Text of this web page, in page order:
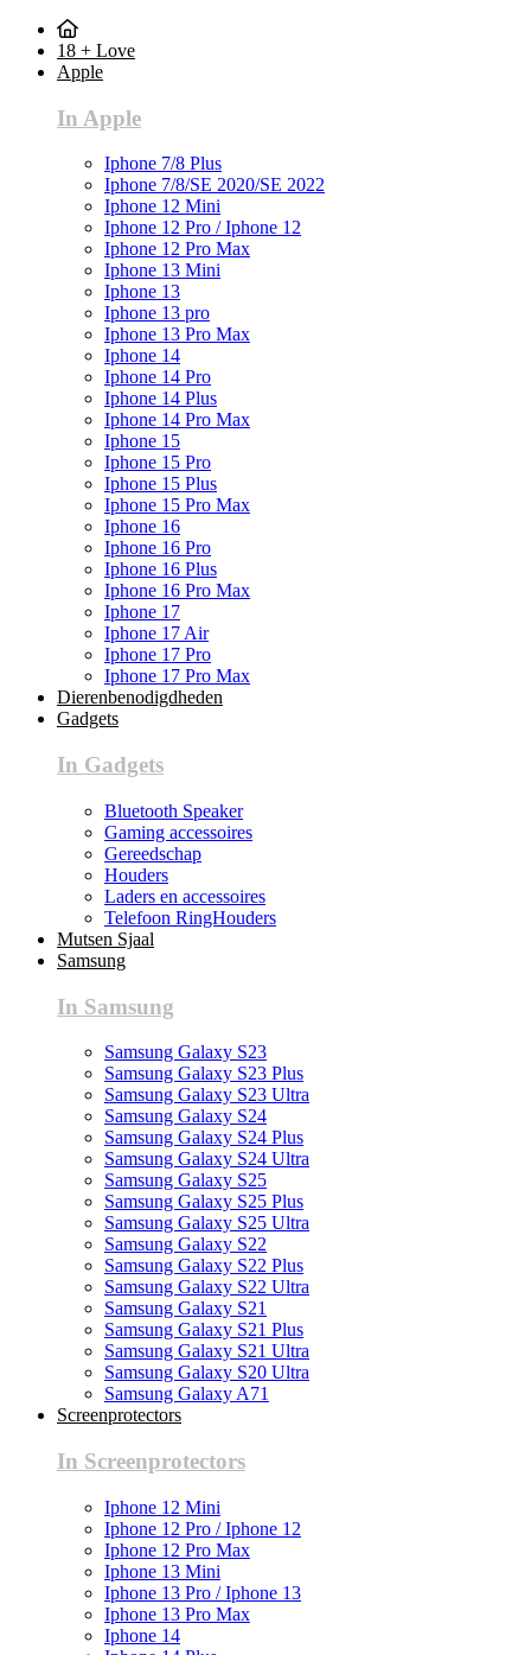
18 + Love
Apple
In Apple
Iphone 7/8 Plus
Iphone 7/8/SE 2020/SE 2022
Iphone 12 Mini
Iphone 12 Pro / Iphone 12
Iphone 12 Pro Max
Iphone 13 Mini
Iphone 13
Iphone 13 pro
Iphone 13 Pro Max
Iphone 14
Iphone 14 Pro
Iphone 14 Plus
Iphone 14 Pro Max
Iphone 15
Iphone 15 Pro
Iphone 15 Plus
Iphone 15 Pro Max
Iphone 16
Iphone 16 Pro
Iphone 16 Plus
Iphone 16 Pro Max
Iphone 17
Iphone 17 Air
Iphone 17 Pro
Iphone 17 Pro Max
Dierenbenodigdheden
Gadgets
In Gadgets
Bluetooth Speaker
Gaming accessoires
Gereedschap
Houders
Laders en accessoires
Telefoon RingHouders
Mutsen Sjaal
Samsung
In Samsung
Samsung Galaxy S23
Samsung Galaxy S23 Plus
Samsung Galaxy S23 Ultra
Samsung Galaxy S24
Samsung Galaxy S24 Plus
Samsung Galaxy S24 Ultra
Samsung Galaxy S25
Samsung Galaxy S25 Plus
Samsung Galaxy S25 Ultra
Samsung Galaxy S22
Samsung Galaxy S22 Plus
Samsung Galaxy S22 Ultra
Samsung Galaxy S21
Samsung Galaxy S21 Plus
Samsung Galaxy S21 Ultra
Samsung Galaxy S20 Ultra
Samsung Galaxy A71
Screenprotectors
In Screenprotectors
Iphone 12 Mini
Iphone 12 Pro / Iphone 12
Iphone 12 Pro Max
Iphone 13 Mini
Iphone 13 Pro / Iphone 13
Iphone 13 Pro Max
Iphone 14